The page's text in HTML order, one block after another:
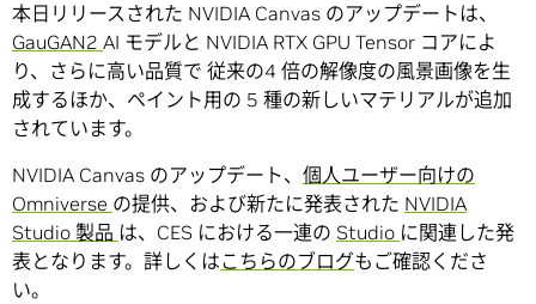
本日リリースされた NVIDIA Canvas のアップデートは、
GauGAN2 AI モデルと NVIDIA RTX GPU Tensor コアによ
り、さらに高い品質で 従来の4 倍の解像度の風景画像を生
成するほか、ペイント用の 5 種の新しいマテリアルが追加
されています。
NVIDIA Canvas のアップデート、 個人ユーザー向けの
Omniverse の提供、および新たに発表された NVIDIA
Studio 製品 は、CES における一連の Studio に関連した発
表となります。詳しくはこちらのブログもご確認くださ
い。